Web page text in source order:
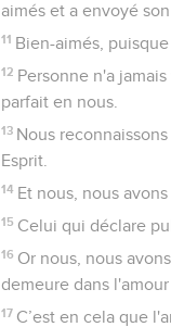
aimés et a envoyé
11 Bien-aimés,
12 Personne n'a
parfait en nous.
13 Nous
Esprit.
14 Et nous, nous
15 Celui qui déclare
16 Or nous, nous
demeure dans
17 C’est en cela que